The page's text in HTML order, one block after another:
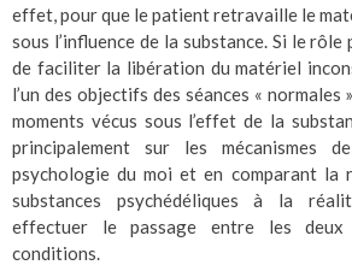
effet, pour que le patient retravaille le
sous l’influence de la substance. Si le
de faciliter la libération du matériel
l’un des objectifs des séances « normales
moments vécus sous l’effet de la
principalement sur les mécanismes
psychologie du moi et en comparant la
substances psychédéliques à la
effectuer le passage entre les deux
conditions.